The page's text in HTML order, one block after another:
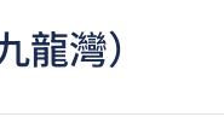
龍灣）